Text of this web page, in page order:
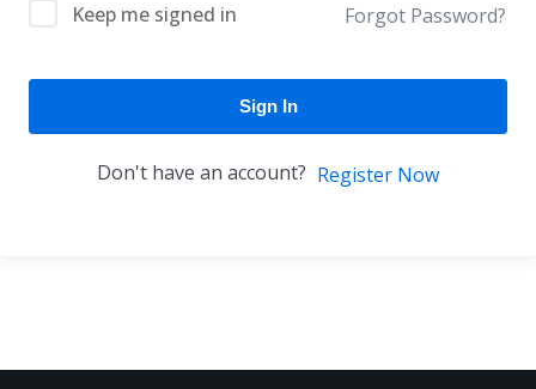
Keep me signed in Forgot Password?
Sign In
Don't have an account? Register Now